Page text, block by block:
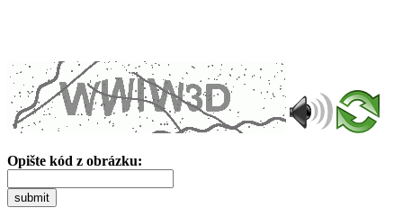
Opište kód z obrázku:
submit